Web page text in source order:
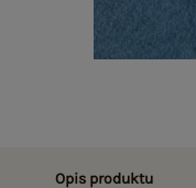
Opis produktu